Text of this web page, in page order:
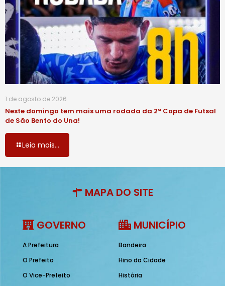
1 de agosto de 2026
Neste domingo tem mais uma rodada da 2ª Copa de Futsal
de São Bento do Una!
Leia mais...
MAPA DO SITE
GOVERNO
A Prefeitura
O Prefeito
O Vice-Prefeito
MUNICÍPIO
Bandeira
Hino da Cidade
História